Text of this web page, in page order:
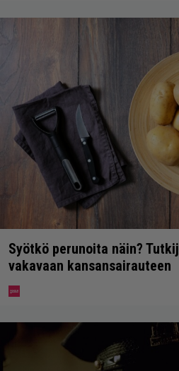
Syötkö perunoita näin?
vakavaan kansansairauteen